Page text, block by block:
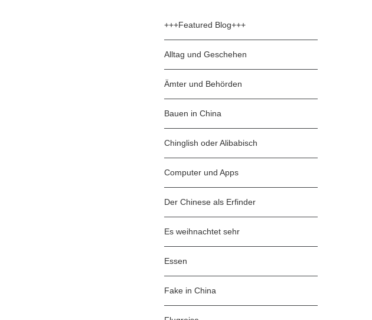
+++Featured Blog+++
Alltag und Geschehen
Ämter und Behörden
Bauen in China
Chinglish oder Alibabisch
Computer und Apps
Der Chinese als Erfinder
Es weihnachtet sehr
Essen
Fake in China